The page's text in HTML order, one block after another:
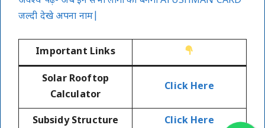
जल्दी देखे अपना नाम|
Important Links
Solar Rooftop
Calculator
Click Here
Subsidy Structure Click Here